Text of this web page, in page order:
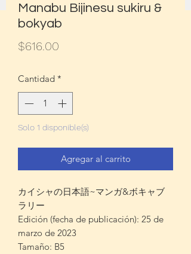
Manabu Bijinesu sukiru &
bokyab
$616.00
Cantidad *
Solo 1 disponible(s)
Agregar al carrito
カイシャの日本語~マンガ&ボキャブ
ラリー
Edición (fecha de publicación): 25 de
marzo de 2023
Tamaño: B5